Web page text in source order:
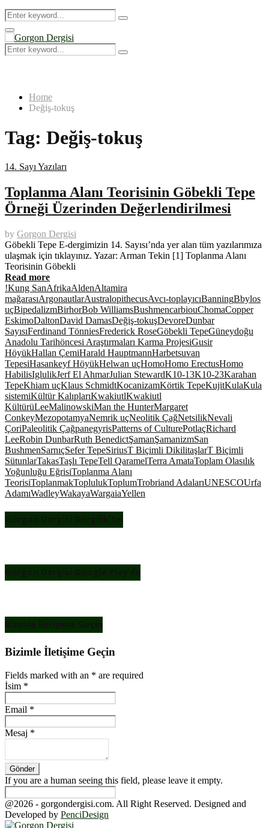
Search
for:
Search
Primary
Menu
Search
for:
Search
Home
Değiş-tokuş
Tag: Değiş-tokuş
14. Sayı Yazıları
Toplanma Alanı Teorisinin Göbekli Tepe
Örneği Üzerinden Değerlendirilmesi
by Gorgon Dergisi
Göbekli Tepe E-dergimizin 14. Sayısı’nda yer alan tüm yazılarımıza
ulaşmak için tıklayınız. Yazar: Arman Tekin [1] Toplanma Alanı
Teorisinin Göbekli
Read more
!Kung SanAfrikaAldenAltamira
mağarasıArgonautlarAustralopithecusAvcı-toplayıcıBanningBbylos
uçBipedalizmBirhorBob WilliamsBushmencarbiouChomaCopper
EskimoDaltonDavid DamasDeğiş-tokuşDevoreDunbar
SayısıFerdinand TönniesFrederick RoseGöbekli TepeGüneydoğu
Anadolu Tarihöncesi Araştırmaları Karma ProjesiGusir
HöyükHallan ÇemiHarald HauptmannHarbetsuvan
TepesiHasankeyf HöyükHelwan uçHomoHomo ErectusHomo
HabilisIglulikJerf El AhmarJulian StewardK10-13K10-23Karahan
TepeKhiam uçKlaus SchmidtKocanizamKörtik TepeKujitKulaKula
sistemiKültür KalıplarıKwakiutlKwakiutl
KültürüLeeMalinowskiMan the HunterMargaret
ConkeyMezopotamyaNemrik uçNeolitik ÇağNetsilikNevali
ÇoriPaleolitik ÇağpanegyrisPatterns of CulturePotlaçRichard
LeeRobin DunbarRuth BenedictŞamanŞamanizmSan
BushmenSarnıçSefer TepeSiriusT Biçimli DikilitaşlarT Biçimli
SütunlarTakasTaşlı TepeTell QaramelTerra AmataToplam Olasılık
Yoğunluğu EğrisiToplanma Alanı
TeorisiToplanmakToplulukToplumTrobriand AdalarıUNESCOUrfa
AdamıWadleyWakayaWargaiaYellen
Gorgon Dergisi Dergilik’te!
Gorgon Dergisi Google Play’de
Bizimle İletişime Geçin
Bizimle İletişime Geçin
Fields marked with an * are required
İsim *
Email *
Mesaj *
If you are a human seeing this field, please leave it empty.
@2026 - gorgondergisi.com. All Right Reserved. Designed and
Developed by PenciDesign